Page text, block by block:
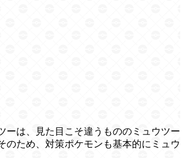
ーは、見た目こそ違うもののミュウツー
のため、対策ポケモンも基本的にミュウ